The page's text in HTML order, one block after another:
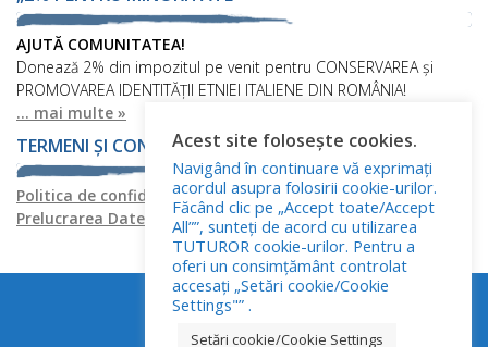
AJUTĂ COMUNITATEA!
Donează 2% din impozitul pe venit pentru CONSERVAREA și
PROMOVAREA IDENTITĂȚII ETNIEI ITALIENE DIN ROMÂNIA!
... mai multe »
TERMENI ȘI CONDIȚII
Politica de confidențialitatePolitica privind fișierele cookies
Prelucrarea Datelor cu Caracter Personal
Acest site folosește cookies.
Navigând în continuare vă exprimați
acordul asupra folosirii cookie-urilor.
Făcând clic pe „Accept toate/Accept
All””, sunteți de acord cu utilizarea
TUTUROR cookie-urilor. Pentru a
oferi un consimțământ controlat
accesați „Setări cookie/Cookie
Settings"” .
Setări cookie/Cookie Settings